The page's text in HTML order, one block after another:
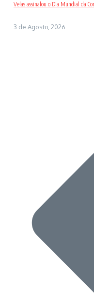
Velas assinalou o Dia Mundial da
3 de Agosto, 2026